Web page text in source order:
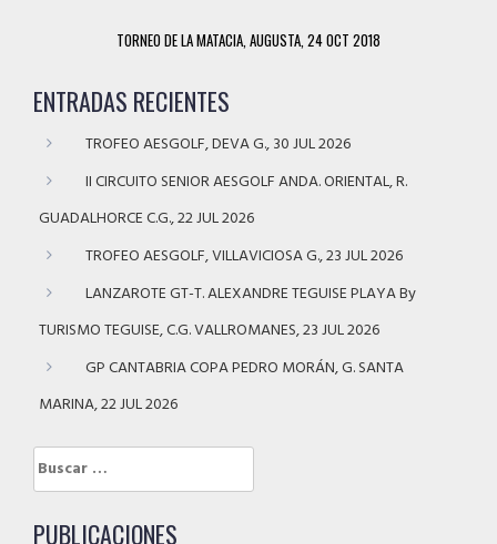
TORNEO DE LA MATACIA, AUGUSTA, 24 OCT 2018
ENTRADAS RECIENTES
TROFEO AESGOLF, DEVA G., 30 JUL 2026
II CIRCUITO SENIOR AESGOLF ANDA. ORIENTAL, R.
GUADALHORCE C.G., 22 JUL 2026
TROFEO AESGOLF, VILLAVICIOSA G., 23 JUL 2026
LANZAROTE GT-T. ALEXANDRE TEGUISE PLAYA By
TURISMO TEGUISE, C.G. VALLROMANES, 23 JUL 2026
GP CANTABRIA COPA PEDRO MORÁN, G. SANTA
MARINA, 22 JUL 2026
Buscar:
PUBLICACIONES